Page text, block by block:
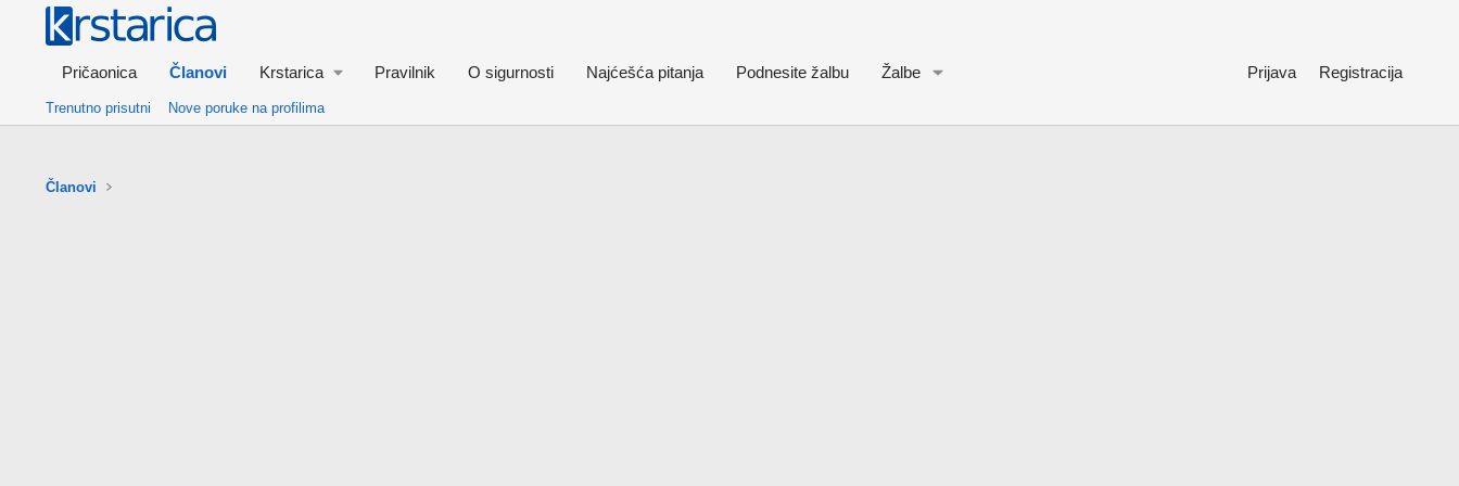
Pričaonica Članovi Krstarica Pravilnik O sigurnosti Najćešća pitanja Podnesite žalbu Žalbe Prijava Registracija
Trenutno prisutni Nove poruke na profilima
Članovi